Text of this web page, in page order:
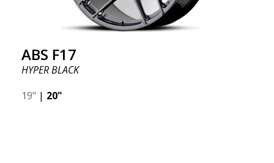
ABS F17
HYPER BLACK
19" | 20"